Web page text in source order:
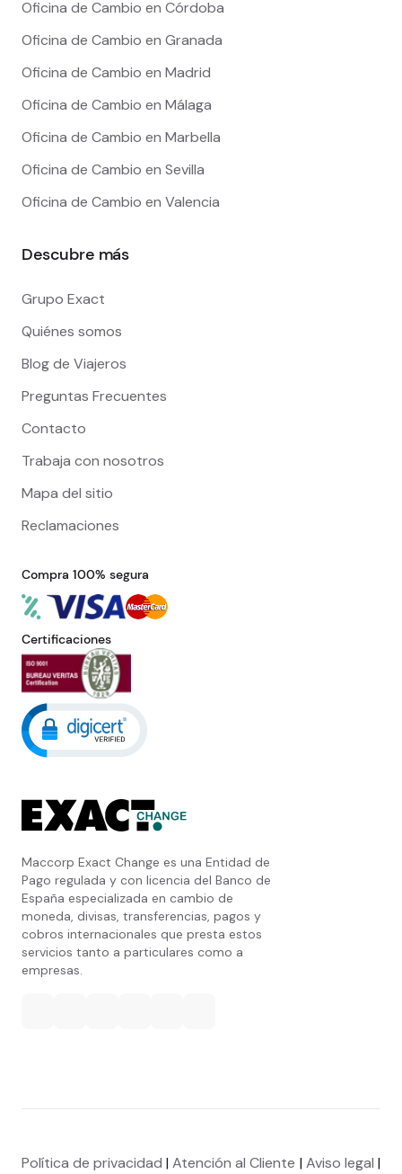
Oficina de Cambio en Córdoba
Oficina de Cambio en Granada
Oficina de Cambio en Madrid
Oficina de Cambio en Málaga
Oficina de Cambio en Marbella
Oficina de Cambio en Sevilla
Oficina de Cambio en Valencia
Descubre más
Grupo Exact
Quiénes somos
Blog de Viajeros
Preguntas Frecuentes
Contacto
Trabaja con nosotros
Mapa del sitio
Reclamaciones
Compra 100% segura
Certificaciones
Maccorp Exact Change es una Entidad de
Pago regulada y con licencia del Banco de
España especializada en cambio de
moneda, divisas, transferencias, pagos y
cobros internacionales que presta estos
servicios tanto a particulares como a
empresas.
Política de privacidad | Atención al Cliente | Aviso legal |